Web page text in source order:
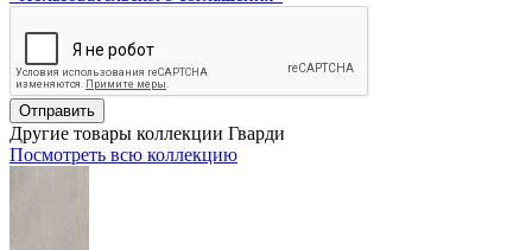
Отправить
Другие товары коллекции Гварди
Посмотреть всю коллекцию